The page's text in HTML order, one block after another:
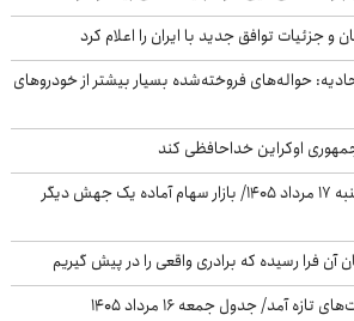
و جزئیات توافق جدید با ایران را اعلام کرد
حواله‌های فروخته‌شده بسیار بیشتر از خودروهای
اوکراین خداحافظی کند
پیش‌بینی بورس فردا شنبه ۱۷ مرداد ۱۴۰۵/ بازار سهام آماده یک جهش دیگر
آن فرا رسیده که برادری واقعی را در پیش گیریم
آمد/ جدول جمعه ۱۶ مرداد ۱۴۰۵